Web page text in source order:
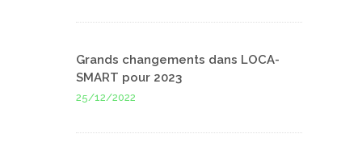
Grands changements dans LOCA-
SMART pour 2023
25/12/2022